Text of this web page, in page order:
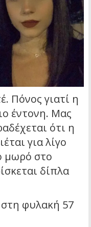
Πόνος γιατί η
έντονη. Μας
ότι η
για λίγο
μωρό στο
δίπλα
φυλακή 57